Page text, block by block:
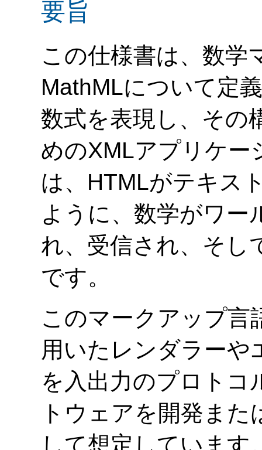
要旨
この仕様書は、数学
MathMLについて定
数式を表現し、その
めのXMLアプリケー
は、 HTMLがテキス
ように、数学がワー
れ、受信され、そし
です。
このマークアップ言
用いたレンダラーや
を入出力のプロトコ
トウェアを開発ま
して想定しています